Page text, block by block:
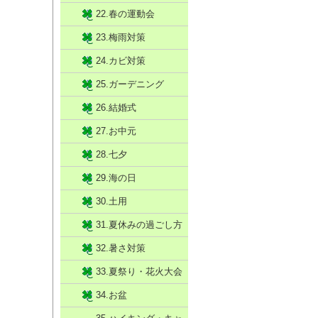
22.春の運動会
23.梅雨対策
24.カビ対策
25.ガーデニング
26.結婚式
27.お中元
28.七夕
29.海の日
30.土用
31.夏休みの過ごし方
32.暑さ対策
33.夏祭り・花火大会
34.お盆